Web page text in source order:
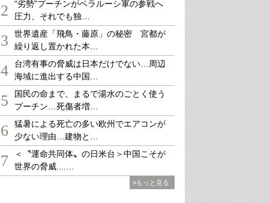
2
“劣勢”プーチンがベラルーシ軍の参戦へ
圧力、それでも独…
3
世界遺産「飛鳥・藤原」の秘密 宮都が
繰り返し置かれた本…
4
台湾有事の脅威は日本だけでない…周辺
海域に進出する中国…
5
国民の命まで、まるで湯水のごとく使う
プーチン…死傷者増…
6
猛暑による死亡の多い欧州でエアコンが
少ない理由…建物と…
7
＜〝運命共同体〟の日米台＞中国こそが
世界の脅威....…
»もっと見る